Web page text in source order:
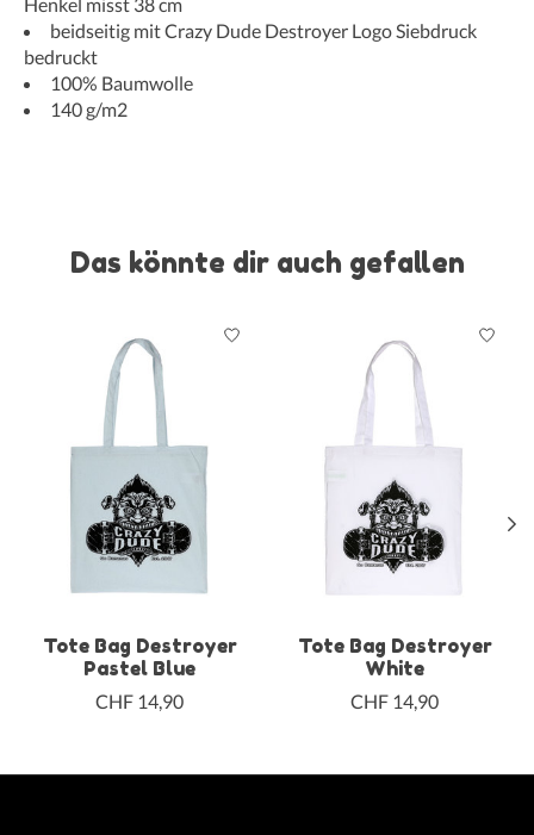
beidseitig mit Crazy Dude Destroyer Logo Siebdruck
bedruckt
100% Baumwolle
140 g/m2
Das könnte dir auch gefallen
Produkt-Karussell-Artikel
Tote Bag Destroyer
Pastel Blue
CHF 14,90
Tote Bag Destroyer
White
CHF 14,90